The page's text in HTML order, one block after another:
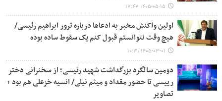
۱۴۰۵-۰۵-۱۵ ۱۷:۴۷
اولین واکنش مخبر به ادعاها درباره ترور ابراهیم رئیسی/
هیچ وقت نتوانستم قبول کنم یک سقوط ساده بوده
۱۴۰۵-۰۳-۰۱ ۱۰:۳۱
دومین سالگرد بزرگداشت شهید رئیسی؛ از سخنرانی دختر
رییسی تا حضور مقداد و میثم نیلی/ انسیه خزعلی هم بود +
تصاویر